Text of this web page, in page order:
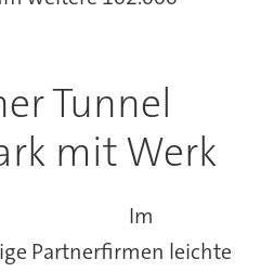
Tunnel
mit Werk
Im
Partnerfirmen leichte